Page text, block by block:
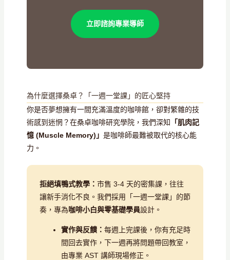
立即諮詢專業導師
為什麼選擇桑卓？「一週一堂課」的匠心堅持
你是否夢想擁有一間充滿溫度的咖啡館，卻對繁雜的技
術感到迷惘？在桑卓咖啡研究學院，我們深知 「肌肉記
憶 (Muscle Memory)」 是咖啡師最難被取代的核心能
力。
拒絕填鴨式教學： 市售 3-4 天的密集課，往往
讓新手消化不良。我們採用「一週一堂課」的節
奏，專為咖啡小白與零基礎學員設計。
實作與反饋： 每週上完課後，你有充足時
間回去實作，下一週再將問題帶回教室，
由專業 AST 講師現場修正。